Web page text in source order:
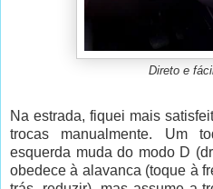
Direto e
Na estrada, fiquei mais
trocas manualmente. Um
esquerda muda do modo D
obedece à alavanca (toque à